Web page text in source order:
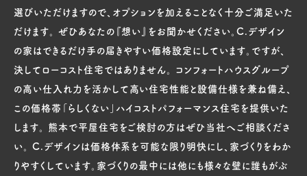
選びいただけますので、オプションを加えることなく十分ご満足いた
だけます。 ぜひあなたの『想い』をお聞かせください。C.デザイン
の家はできるだけ手の届きやすい価格設定にしています。ですが、
決してローコスト住宅ではありません。 コンフォートハウスグループ
の高い仕入れ力を活かして高い住宅性能と設備仕様を兼ね備え、
この価格帯「らしくない」ハイコストパフォーマンス住宅を提供いた
します。 熊本で平屋住宅をご検討の方はぜひ当社へご相談くださ
い。 C.デザインは価格体系を可能な限り明快にし、家づくりをわか
りやすくしています。家づくりの最中には他にも様々な壁に誰もがぶ